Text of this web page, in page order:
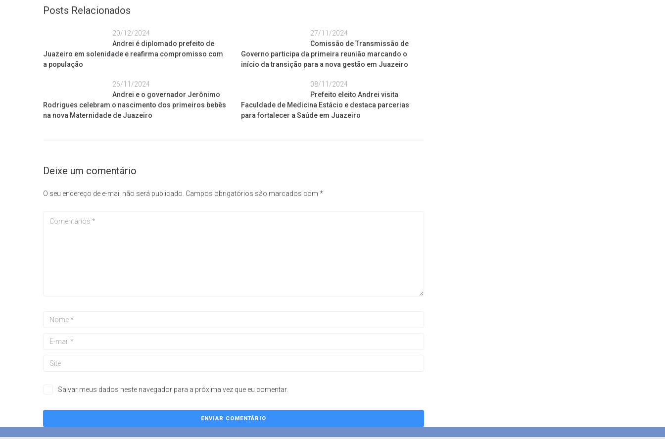
Posts Relacionados
20/12/2024
Andrei é diplomado prefeito de
Juazeiro em solenidade e reafirma compromisso com
a população
27/11/2024
Comissão de Transmissão de
Governo participa da primeira reunião marcando o
início da transição para a nova gestão em Juazeiro
26/11/2024
Andrei e o governador Jerônimo
Rodrigues celebram o nascimento dos primeiros bebês
na nova Maternidade de Juazeiro
08/11/2024
Prefeito eleito Andrei visita
Faculdade de Medicina Estácio e destaca parcerias
para fortalecer a Saúde em Juazeiro
Deixe um comentário
O seu endereço de e-mail não será publicado. Campos obrigatórios são marcados com *
Salvar meus dados neste navegador para a próxima vez que eu comentar.